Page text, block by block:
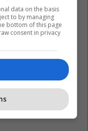
data on the basis
to by managing
bottom of this page
consent in privacy